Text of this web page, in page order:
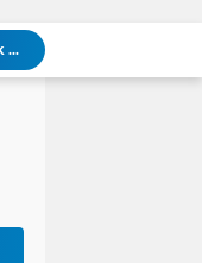
Polsek Kandis dan Petani Bersinergi, Jaga Jagung Tetap Tumbuh untuk Ketahanan Pangan